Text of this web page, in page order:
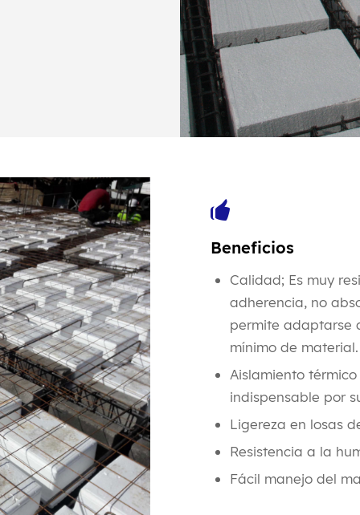
Beneficios
Calidad; Es muy
adherencia, no
permite adaptarse
mínimo de
Aislamiento
indispensable por
Ligereza en losas
Resistencia a la
Fácil manejo del